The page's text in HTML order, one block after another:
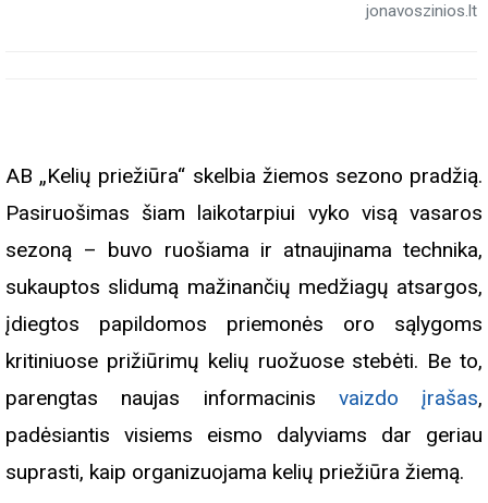
jonavoszinios.lt
AB „Kelių priežiūra“ skelbia žiemos sezono pradžią.
Pasiruošimas šiam laikotarpiui vyko visą vasaros
sezoną – buvo ruošiama ir atnaujinama technika,
sukauptos slidumą mažinančių medžiagų atsargos,
įdiegtos papildomos priemonės oro sąlygoms
kritiniuose prižiūrimų kelių ruožuose stebėti. Be to,
parengtas naujas informacinis
vaizdo įrašas,
padėsiantis visiems eismo dalyviams dar geriau
suprasti, kaip organizuojama kelių priežiūra žiemą.